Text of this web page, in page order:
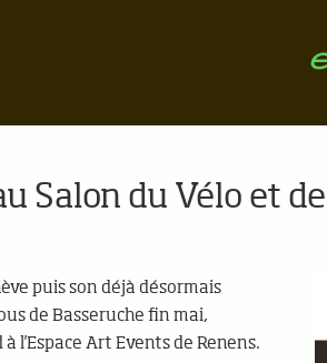
Salon du Vélo et
puis son déjà désormais
de Basseruche fin mai,
l'Espace Art Events de Renens.